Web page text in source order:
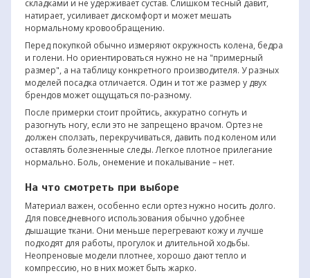
складками и не удерживает сустав. Слишком тесный давит,
натирает, усиливает дискомфорт и может мешать
нормальному кровообращению.
Перед покупкой обычно измеряют окружность колена, бедра
и голени. Но ориентироваться нужно не на "примерный
размер", а на таблицу конкретного производителя. У разных
моделей посадка отличается. Один и тот же размер у двух
брендов может ощущаться по-разному.
После примерки стоит пройтись, аккуратно согнуть и
разогнуть ногу, если это не запрещено врачом. Ортез не
должен сползать, перекручиваться, давить под коленом или
оставлять болезненные следы. Легкое плотное прилегание
нормально. Боль, онемение и покалывание – нет.
На что смотреть при выборе
Материал важен, особенно если ортез нужно носить долго.
Для повседневного использования обычно удобнее
дышащие ткани. Они меньше перегревают кожу и лучше
подходят для работы, прогулок и длительной ходьбы.
Неопреновые модели плотнее, хорошо дают тепло и
компрессию, но в них может быть жарко.